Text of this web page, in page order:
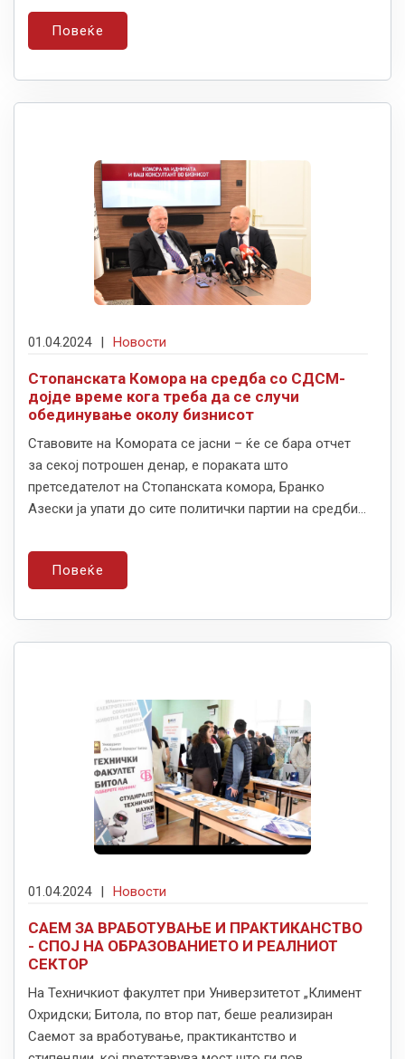
Повеќе
01.04.2024 | Новости
Стопанската Комора на средба со СДСМ-
дојде време кога треба да се случи
обединување околу бизнисот
Ставовите на Комората се јасни – ќе се бара отчет
за секој потрошен денар, е пораката што
претседателот на Стопанската комора, Бранко
Азески ја упати до сите политички партии на средби...
Повеќе
01.04.2024 | Новости
САЕМ ЗА ВРАБОТУВАЊЕ И ПРАКТИКАНСТВО
- СПОЈ НА ОБРАЗОВАНИЕТО И РЕАЛНИОТ
СЕКТОР
На Техничкиот факултет при Универзитетот „Климент
Охридски; Битола, по втор пат, беше реализиран
Саемот за вработување, практикантство и